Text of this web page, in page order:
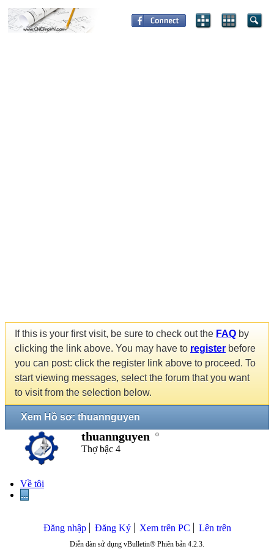
If this is your first visit, be sure to check out the FAQ by
clicking the link above. You may have to register before
you can post: click the register link above to proceed. To
start viewing messages, select the forum that you want
to visit from the selection below.
Xem Hồ sơ: thuannguyen
thuannguyen
Thợ bậc 4
Về tôi
...
Đăng nhập Đăng Ký Xem trên PC Lên trên
Diễn đàn sử dụng vBulletin® Phiên bản 4.2.3.